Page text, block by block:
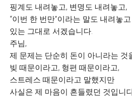
핑계도 내려놓고, 변명도 내려놓고,
“이번 한 번만”이라는 말도 내려놓고
있는 그대로 서겠습니다.
주님,
제 문제는 단순히 돈이 아니라는 것
빚 때문이라고, 형편 때문이라고,
스트레스 때문이라고 말했지만
사실은 제 마음이 흔들렸던 것입니